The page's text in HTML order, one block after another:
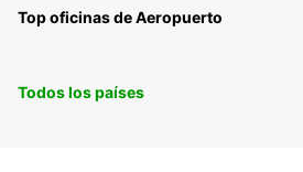
Top oficinas de Aeropuerto
Todos los países